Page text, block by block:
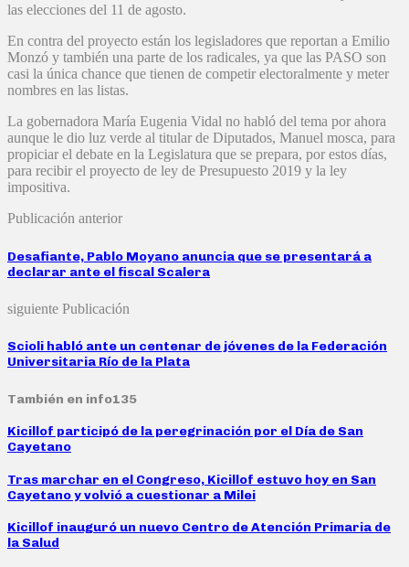
las elecciones del 11 de agosto.
En contra del proyecto están los legisladores que reportan a Emilio
Monzó y también una parte de los radicales, ya que las PASO son
casi la única chance que tienen de competir electoralmente y meter
nombres en las listas.
La gobernadora María Eugenia Vidal no habló del tema por ahora
aunque le dio luz verde al titular de Diputados, Manuel mosca, para
propiciar el debate en la Legislatura que se prepara, por estos días,
para recibir el proyecto de ley de Presupuesto 2019 y la ley
impositiva.
Publicación anterior
Desafiante, Pablo Moyano anuncia que se presentará a
declarar ante el fiscal Scalera
siguiente Publicación
Scioli habló ante un centenar de jóvenes de la Federación
Universitaria Río de la Plata
También en info135
Kicillof participó de la peregrinación por el Día de San
Cayetano
Tras marchar en el Congreso, Kicillof estuvo hoy en San
Cayetano y volvió a cuestionar a Milei
Kicillof inauguró un nuevo Centro de Atención Primaria de
la Salud